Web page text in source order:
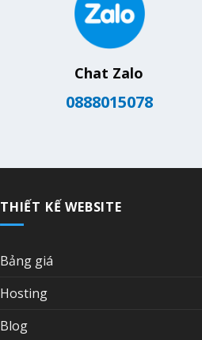
Chat Zalo
0888015078
THIẾT KẾ WEBSITE
Bảng giá
Hosting
Blog